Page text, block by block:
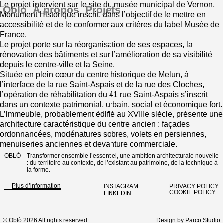
Oblò À propos Projets
Le projet intervient sur le site du musée municipal de Vernon,
Monument Historique inscrit, dans l’objectif de le mettre en
accessibilité et de le conformer aux critères du label Musée de
France.
Le projet porte sur la réorganisation de ses espaces, la
rénovation des bâtiments et sur l’amélioration de sa visibilité
depuis le centre-ville et la Seine.
Située en plein cœur du centre historique de Melun, à
l’interface de la rue Saint-Aspais et de la rue des Cloches,
l’opération de réhabilitation du 41 rue Saint-Aspais s’inscrit
dans un contexte patrimonial, urbain, social et économique fort.
L’immeuble, probablement édifié au XVIIIe siècle, présente une
architecture caractéristique du centre ancien : façades
ordonnancées, modénatures sobres, volets en persiennes,
menuiseries anciennes et devanture commerciale.
OBLÒ
Transformer ensemble l’essentiel, une ambition architecturale nouvelle
: du territoire au contexte, de l’existant au patrimoine, de la technique à
la forme.
Plus d’information
INSTAGRAM
LINKEDIN
PRIVACY POLICY
COOKIE POLICY
© Oblò 2026 All rights reserved Design by Parco Studio